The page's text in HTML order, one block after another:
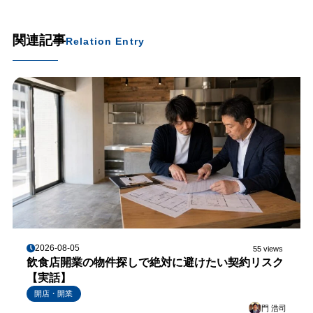
関連記事Relation Entry
2026-08-05 55 views
飲食店開業の物件探しで絶対に避けたい契約リスク
【実話】
開店・開業
門 浩司